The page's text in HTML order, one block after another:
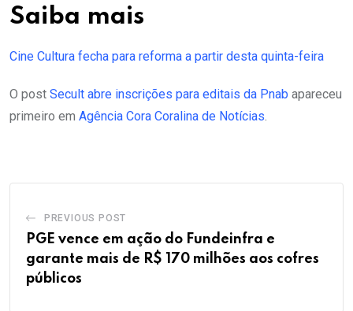
Saiba mais
Cine Cultura fecha para reforma a partir desta quinta-feira
O post Secult abre inscrições para editais da Pnab apareceu
primeiro em Agência Cora Coralina de Notícias.
PREVIOUS POST
PGE vence em ação do Fundeinfra e
garante mais de R$ 170 milhões aos cofres
públicos